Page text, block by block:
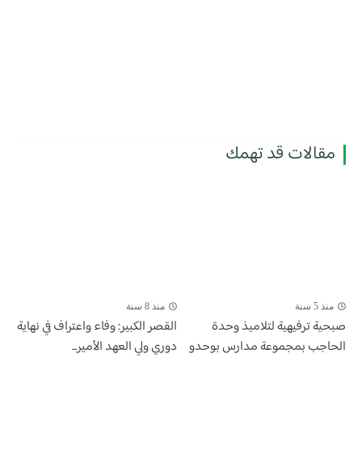
مقالات قد تهمك
منذ 5 سنة
صبحية ترفيهية لتلاميذ وحدة
الحاجب بمجموعة مدارس بوحدو
منذ 8 سنة
القصر الكبير: وفاء واعتراف في نهاية
دوري ولي العهد الأمير...